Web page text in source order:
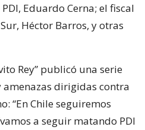
Eduardo Cerna; el fiscal
Héctor Barros, y otras
Rey” publicó una serie
amenazas dirigidas contra
“En Chile seguiremos
a seguir matando PDI